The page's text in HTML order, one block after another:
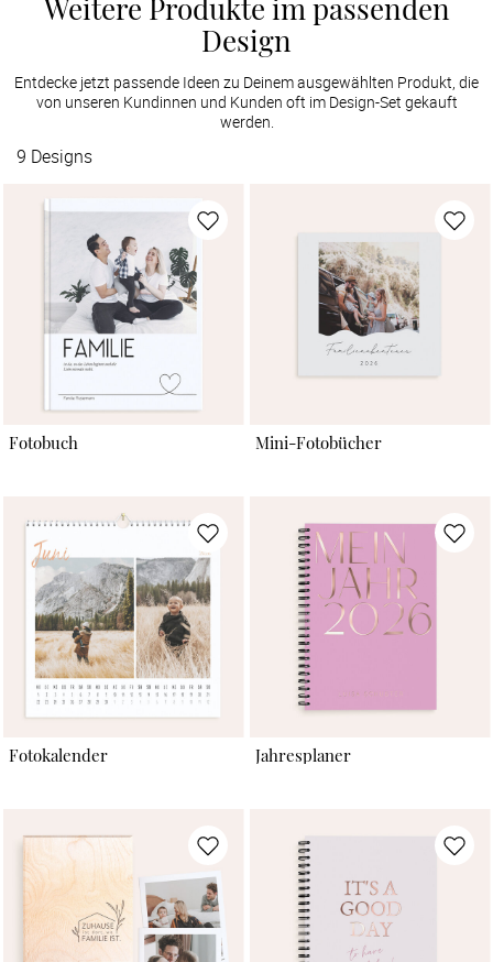
Weitere Produkte im passenden
Design
Entdecke jetzt passende Ideen zu Deinem ausgewählten Produkt, die
von unseren Kundinnen und Kunden oft im Design-Set gekauft
werden.
9 Designs
Fotobuch Mini-Fotobücher
Fotokalender Jahresplaner